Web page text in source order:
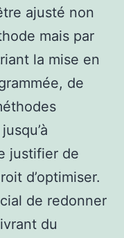
ajusté non
mais par
la mise en
de
justifier de
d’optimiser.
de redonner
du